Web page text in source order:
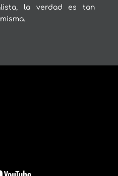
la verdad es tan